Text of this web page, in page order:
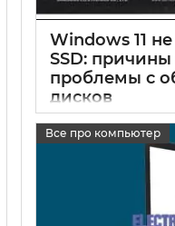
Windows 11
SSD:
проблемы с
дисков
17 05 2025 0
Все про компьютер